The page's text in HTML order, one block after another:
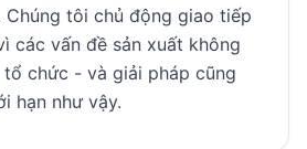
Chúng tôi chủ động giao tiếp
các vấn đề sản xuất không
chức - và giải pháp cũng
hạn như vậy.